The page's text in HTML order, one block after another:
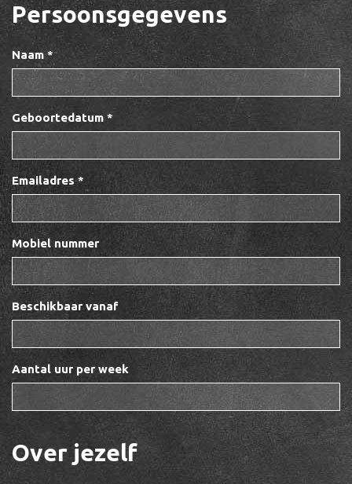
Persoonsgegevens
Naam *
Geboortedatum *
Emailadres *
Mobiel nummer
Beschikbaar vanaf
Aantal uur per week
Over jezelf